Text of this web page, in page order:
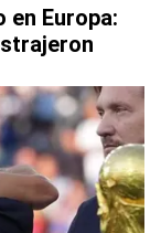
Europa: